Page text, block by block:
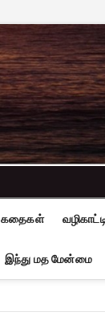
கதைகள்
இந்து மத மேன்மை